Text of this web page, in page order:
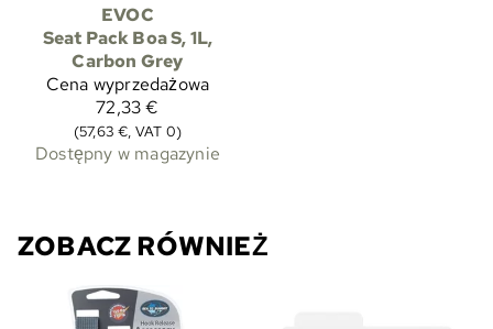
EVOC
Seat Pack Boa S, 1L,
Carbon Grey
Cena wyprzedażowa
72,33 €
(57,63 €, VAT 0)
Dostępny w magazynie
ZOBACZ RÓWNIEŻ